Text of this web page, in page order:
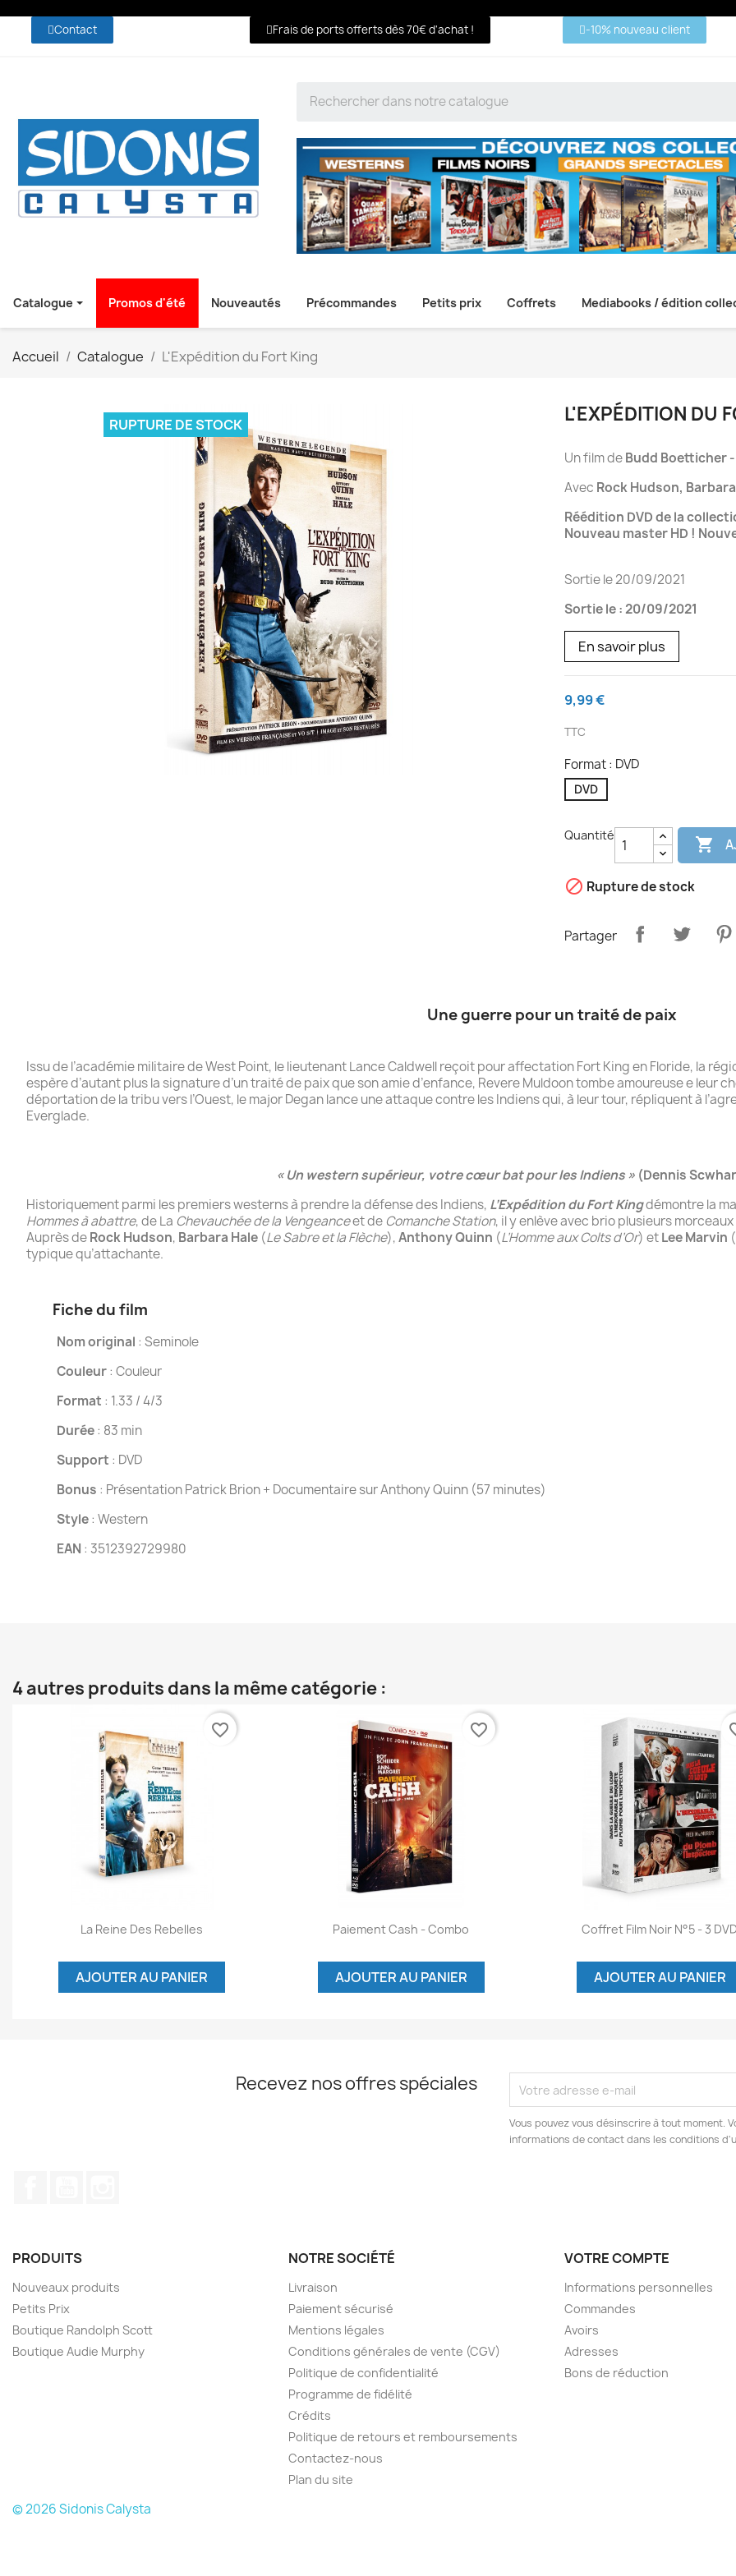
Contact Frais de ports offerts dès 70€ d'achat ! -10% nouveau client
Catalogue Promos d'été Nouveautés Précommandes Petits prix Coffrets Mediabooks / édition
Accueil Catalogue L'Expédition du Fort King
RUPTURE DE STOCK L'EXPÉDITION DU
Un film deBudd Boetticher -
Avec Rock Hudson,
Réédition DVD de la
Nouveau master HD !
Sortie le 20/09/2021
Sortie le : 20/09/2021
En savoir plus
9,99 €
TTC
Format : DVD
DVD
Quantité 
 Rupture de stock
Partager
Une guerre pour un traité de paix
Issu de l’académie militaire de West Point, le lieutenant Lance Caldwell reçoit pour affectation Fort King en Floride, la
espère d’autant plus la signature d’un traité de paix que son amie d’enfance, Revere Muldoon tombe amoureuse e leur
déportation de la tribu vers l’Ouest, le major Degan lance une attaque contre les Indiens qui, à leur tour, répliquent à
Everglade.
« Un western supérieur, votre cœur bat pour les Indiens » (Dennis
Historiquement parmi les premiers westerns à prendre la défense des Indiens, L’Expédition du Fort Kingdémontre la
Hommes à abattre, de La Chevauchée de la Vengeanceet de Comanche Station, il y enlève avec brio plusieurs
Auprès deRock Hudson, Barbara Hale (Le Sabre et la Flèche),Anthony Quinn (L’Homme aux Colts d’Or) etLee Marvin (
typique qu’attachante.
Fiche du film
Nom original : Seminole
Couleur: Couleur
Format : 1.33 / 4/3
Durée: 83 min
Support : DVD
Bonus : Présentation Patrick Brion + Documentaire sur Anthony Quinn (57 minutes)
Style: Western
EAN : 3512392729980
4 autres produits dans la même catégorie :
Aperçu rapide
La Reine Des Rebelles
AJOUTER AU PANIER
favorite_border
Aperçu rapide
Paiement Cash - Combo
AJOUTER AU PANIER
favorite_border
Aperçu rapide
Coffret Film Noir N°5 - 3 DVD
AJOUTER AU PANIER
Recevez nos offres spéciales
Vous pouvez vous désinscrire à tout moment.
informations de contact dans les conditions
PRODUITS
Nouveaux produits
Petits Prix
Boutique Randolph Scott
Boutique Audie Murphy
NOTRE SOCIÉTÉ
Livraison
Paiement sécurisé
Mentions légales
Conditions générales de vente (CGV)
Politique de confidentialité
Programme de fidélité
Crédits
Politique de retours et remboursements
Contactez-nous
Plan du site
VOTRE COMPTE
Informations personnelles
Commandes
Avoirs
Adresses
Bons de réduction
© 2026 Sidonis Calysta